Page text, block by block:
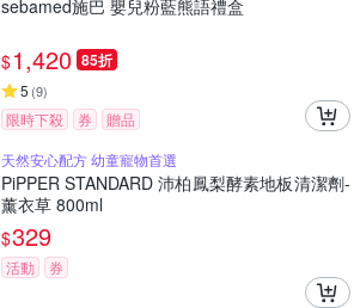
sebamed施巴 嬰兒粉藍熊語禮盒
$1,420 85折
5 (9)
限時下殺 券
贈品
天然安心配方 幼童寵物首選
PiPPER STANDARD 沛柏鳳梨酵素地板清潔劑-
薰衣草 800ml
$329
活動 券